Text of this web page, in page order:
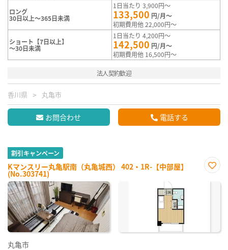
ロング
30日以上～365日未満
1日当たり 3,900円～
133,500 円/月～
初期費用他 22,000円～
ショート【7日以上】
～30日未満
1日当たり 4,200円～
142,500 円/月～
初期費用他 16,500円～
法人契約歓迎
香川県 丸亀市
お問合わせ 電話する
割引キャンペーン
Kマンスリー丸亀駅南（丸亀城西） 402・1R-【中部屋】
(No.303741)
に入
丸亀市